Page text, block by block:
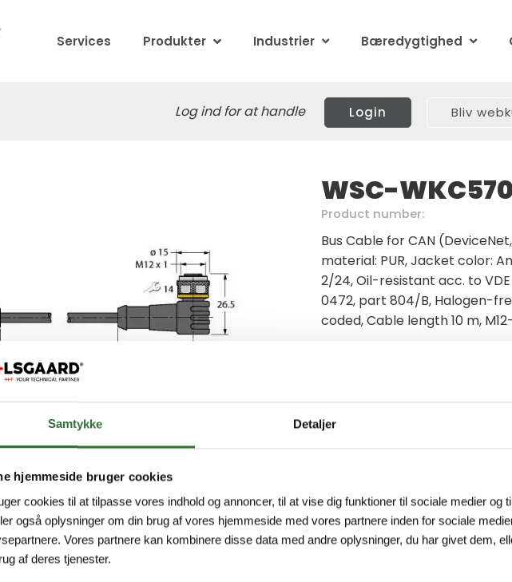
Samtykke Detaljer
hjemmeside bruger cookies
cookies til at tilpasse vores indhold og annoncer, til at vise dig funktioner til sociale medier og
også oplysninger om din brug af vores hjemmeside med vores partnere inden for sociale
Vores partnere kan kombinere disse data med andre oplysninger, du har givet dem,
af deres tjenester.
Services Produkter Industrier Bæredygtighed
Log ind for at handle Login Bliv
WSC-
Product number:
Bus Cable for CAN
material: PUR, Jacket color:
2/24, Oil-resistant acc. to
0472, part 804/B, Halogen-
coded, Cable length 10 m,